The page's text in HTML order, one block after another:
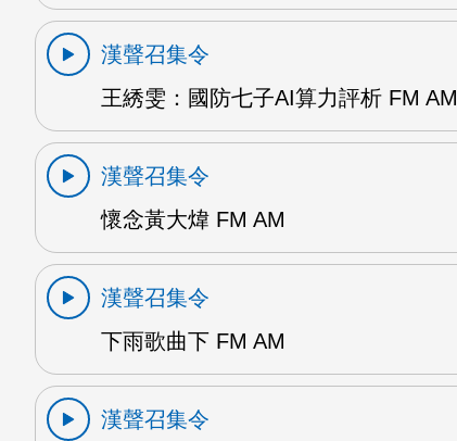
漢聲召集令
王綉雯：國防七子AI算力評析 FM AM
漢聲召集令
懷念黃大煒 FM AM
漢聲召集令
下雨歌曲下 FM AM
漢聲召集令